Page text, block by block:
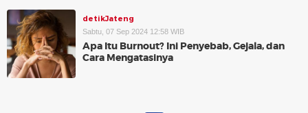
detikJateng
Sabtu, 07 Sep 2024 12:58 WIB
Apa Itu Burnout? Ini Penyebab, Gejala, dan
Cara Mengatasinya